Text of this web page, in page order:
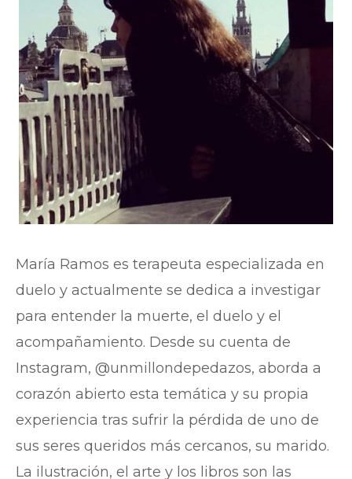
María Ramos es terapeuta especializada en
duelo y actualmente se dedica a investigar
para entender la muerte, el duelo y el
acompañamiento. Desde su cuenta de
Instagram, @unmillondepedazos, aborda a
corazón abierto esta temática y su propia
experiencia tras sufrir la pérdida de uno de
sus seres queridos más cercanos, su marido.
La ilustración, el arte y los libros son las